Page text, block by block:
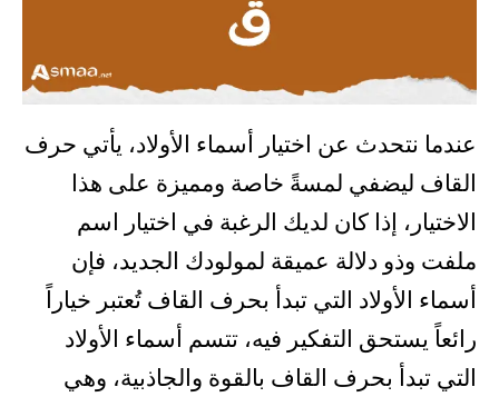
عندما نتحدث عن اختيار أسماء الأولاد، يأتي حرف
القاف ليضفي لمسةً خاصة ومميزة على هذا
الاختيار، إذا كان لديك الرغبة في اختيار اسم
ملفت وذو دلالة عميقة لمولودك الجديد، فإن
أسماء الأولاد التي تبدأ بحرف القاف تُعتبر خياراً
رائعاً يستحق التفكير فيه، تتسم أسماء الأولاد
التي تبدأ بحرف القاف بالقوة والجاذبية، وهي